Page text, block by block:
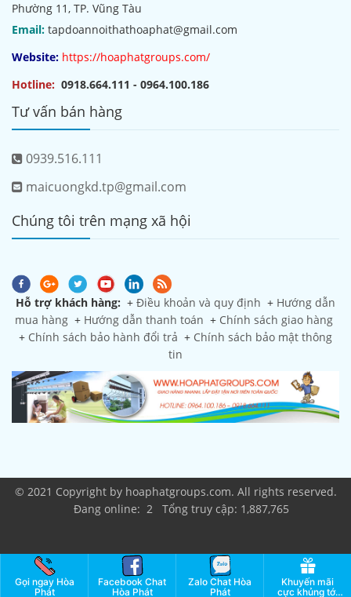
Phường 11, TP. Vũng Tàu
Email: tapdoannoithathoaphat@gmail.com
Website: https://hoaphatgroups.com/
Hotline: 0918.664.111 - 0964.100.186
Tư vấn bán hàng
0939.516.111
maicuongkd.tp@gmail.com
Chúng tôi trên mạng xã hội
Hỗ trợ khách hàng: + Điều khoản và quy định + Hướng dẫn
mua hàng + Hướng dẫn thanh toán + Chính sách giao hàng
+ Chính sách bảo hành đổi trả + Chính sách bảo mật thông
tin
© 2021 Copyright by hoaphatgroups.com. All rights reserved.
Đang online: 2 Tổng truy cập: 1,887,765
Gọi ngay Hòa
Phát
Facebook Chat
Hòa Phát
Zalo Chat Hòa
Phát
Khuyến mãi
cực khủng tới